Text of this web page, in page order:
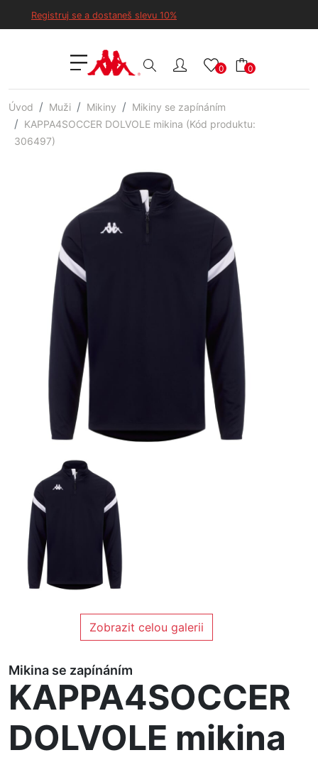
Registruj se a dostaneš slevu 10%
0 0
Úvod Muži Mikiny
Mikiny se zapínáním
KAPPA4SOCCER DOLVOLE mikina (Kód produktu:
306497)
Zobrazit celou galerii
Mikina se zapínáním
KAPPA4SOCCER
DOLVOLE mikina